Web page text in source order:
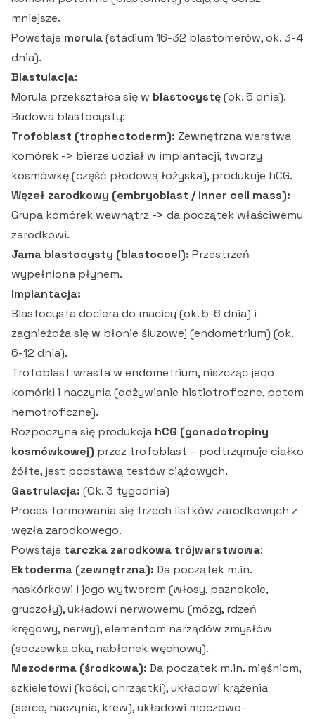
mniejsze.
Powstaje morula(stadium 16-32 blastomerów, ok. 3-4
dnia).
Blastulacja:
Morula przekształca się w blastocystę(ok. 5 dnia).
Budowa blastocysty:
Trofoblast (trophectoderm): Zewnętrzna warstwa
komórek -> bierze udział w implantacji, tworzy
kosmówkę (część płodową łożyska), produkuje hCG.
Węzeł zarodkowy (embryoblast / inner cell mass):
Grupa komórek wewnątrz -> da początek właściwemu
zarodkowi.
Jama blastocysty (blastocoel): Przestrzeń
wypełniona płynem.
Implantacja:
Blastocysta dociera do macicy (ok. 5-6 dnia) i
zagnieżdża się w błonie śluzowej (endometrium) (ok.
6-12 dnia).
Trofoblast wrasta w endometrium, niszcząc jego
komórki i naczynia (odżywianie histiotroficzne, potem
hemotroficzne).
Rozpoczyna się produkcja hCG (gonadotropiny
kosmówkowej) przez trofoblast – podtrzymuje ciałko
żółte, jest podstawą testów ciążowych.
Gastrulacja: (Ok. 3 tygodnia)
Proces formowania się trzech listków zarodkowych z
węzła zarodkowego.
Powstaje tarczka zarodkowa trójwarstwowa:
Ektoderma (zewnętrzna): Da początek m.in.
naskórkowi i jego wytworom (włosy, paznokcie,
gruczoły), układowi nerwowemu (mózg, rdzeń
kręgowy, nerwy), elementom narządów zmysłów
(soczewka oka, nabłonek węchowy).
Mezoderma (środkowa): Da początek m.in. mięśniom,
szkieletowi (kości, chrząstki), układowi krążenia
(serce, naczynia, krew), układowi moczowo-